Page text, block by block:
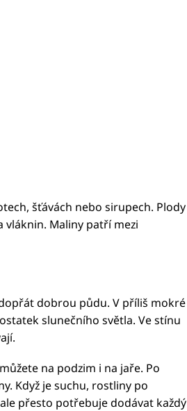
šťávách nebo sirupech. Plody
vláknin. Maliny patří mezi
dobrou půdu. V příliš mokré
slunečního světla. Ve stínu
na podzim i na jaře. Po
Když je suchu, rostliny po
přesto potřebuje dodávat každý